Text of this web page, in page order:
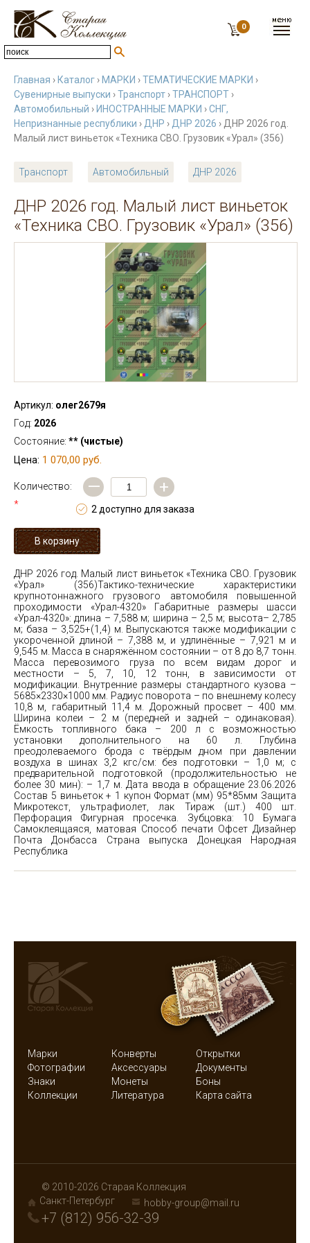
0
Главная › Каталог › МАРКИ ›ТЕМАТИЧЕСКИЕ МАРКИ ›
Сувенирные выпуски ›Транспорт ›ТРАНСПОРТ ›
Автомобильный › ИНОСТРАННЫЕ МАРКИ ›СНГ,
Непризнанные республики › ДНР › ДНР 2026 › ДНР 2026 год.
Малый лист виньеток «Техника СВО. Грузовик «Урал» (356)
Транспорт Автомобильный ДНР 2026
ДНР 2026 год. Малый лист виньеток
«Техника СВО. Грузовик «Урал» (356)
Артикул: олег2679я
Год: 2026
Состояние: ** (чистые)
Цена: 1 070,00 руб.
Количество:
*
— +
2 доступно для заказа
ДНР 2026 год. Малый лист виньеток «Техника СВО. Грузовик
«Урал» (356)Тактико-технические характеристики
крупнотоннажного грузового автомобиля повышенной
проходимости «Урал-4320» Габаритные размеры шасси
«Урал-4320»: длина – 7,588 м; ширина – 2,5 м; высота– 2,785
м; база – 3,525+(1,4) м. Выпускаются также модификации с
укороченной длиной – 7,388 м, и удлинённые – 7,921 м и
9,545 м. Масса в снаряжённом состоянии – от 8 до 8,7 тонн.
Масса перевозимого груза по всем видам дорог и
местности – 5, 7, 10, 12 тонн, в зависимости от
модификации. Внутренние размеры стандартного кузова –
5685×2330×1000 мм. Радиус поворота – по внешнему колесу
10,8 м, габаритный 11,4 м. Дорожный просвет – 400 мм.
Ширина колеи – 2 м (передней и задней – одинаковая).
Ёмкость топливного бака – 200 л с возможностью
установки дополнительного на 60 л. Глубина
преодолеваемого брода с твёрдым дном при давлении
воздуха в шинах 3,2 кгс/см: без подготовки – 1,0 м; с
предварительной подготовкой (продолжительностью не
более 30 мин): – 1,7 м. Дата ввода в обращение 23.06.2026
Состав 5 виньеток + 1 купон Формат (мм) 95*85мм Защита
Микротекст, ультрафиолет, лак Тираж (шт.) 400 шт.
Перфорация Фигурная просечка. Зубцовка: 10 Бумага
Самоклеящаяся, матовая Способ печати Офсет Дизайнер
Почта Донбасса Страна выпуска Донецкая Народная
Республика
Марки Конверты
Открытки
Фотографии
Аксессуары
Документы
Знаки
Монеты
Боны
Коллекции
Литература Карта сайта
© 2010-2026 Старая Коллекция
Санкт-Петербург
hobby-group@mail.ru
+7 (812) 956-32-39